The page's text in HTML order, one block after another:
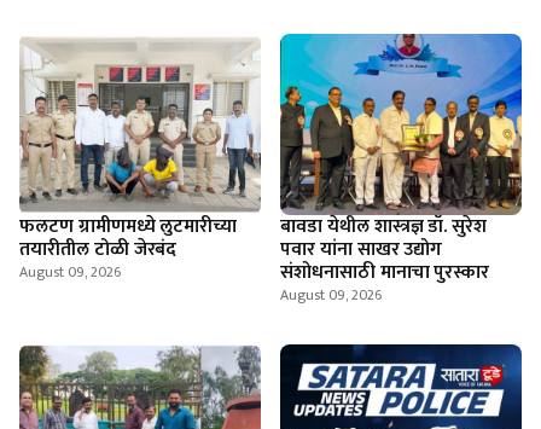
फलटण ग्रामीणमध्ये लुटमारीच्या
तयारीतील टोळी जेरबंद
August 09, 2026
बावडा येथील शास्त्रज्ञ डॉ. सुरेश
पवार यांना साखर उद्योग
संशोधनासाठी मानाचा पुरस्कार
August 09, 2026